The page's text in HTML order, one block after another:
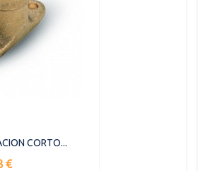
CORTO...
€